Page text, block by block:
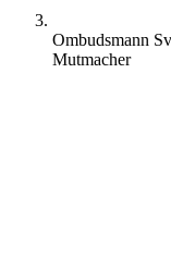
Ombudsmann
Mutmacher